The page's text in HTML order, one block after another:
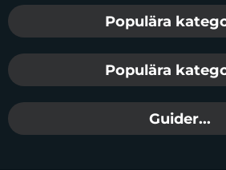
Populära
Populära
Guider...